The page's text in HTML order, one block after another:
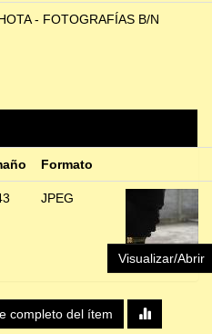
- FOTOGRAFÍAS B/N
Formato
JPEG
Visualizar/Abrir
completo del ítem